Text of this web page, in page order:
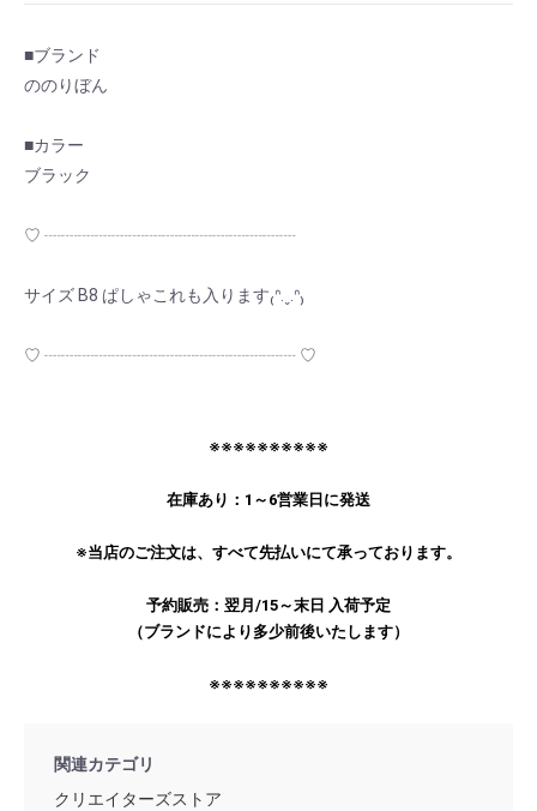
お買い物を続ける
■ブランド
ののりぼん
■カラー
ブラック
♡ ┈┈┈┈┈┈┈┈┈┈┈┈┈┈┈
サイズ B8 ぱしゃこれも入ります₍ᐢ.ˬ.ᐢ₎
♡ ┈┈┈┈┈┈┈┈┈┈┈┈┈┈┈ ♡
※※※※※※※※※※
在庫あり：1～6営業日に発送
※当店のご注文は、すべて先払いにて承っております。
予約販売：翌月/15～末日 入荷予定
（ブランドにより多少前後いたします）
※※※※※※※※※※
関連カテゴリ
クリエイターズストア